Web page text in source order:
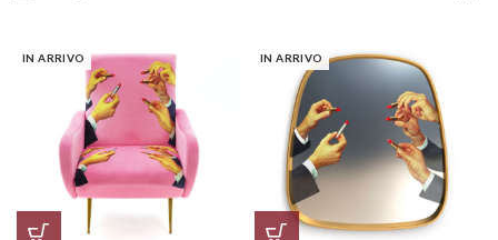
IN ARRIVO IN ARRIVO